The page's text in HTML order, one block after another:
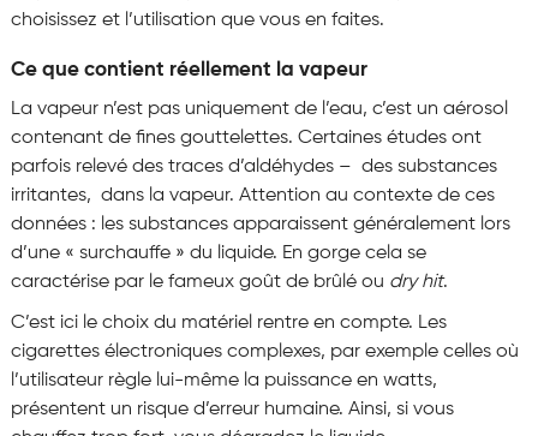
choisissez et l’utilisation que vous en faites.
Ce que contient réellement la vapeur
La vapeur n’est pas uniquement de l’eau, c’est un aérosol
contenant de fines gouttelettes. Certaines études ont
parfois relevé des traces d’aldéhydes – des substances
irritantes, dans la vapeur. Attention au contexte de ces
données : les substances apparaissent généralement lors
d’une « surchauffe » du liquide. En gorge cela se
caractérise par le fameux goût de brûlé ou dry hit.
C’est ici le choix du matériel rentre en compte. Les
cigarettes électroniques complexes, par exemple celles où
l’utilisateur règle lui-même la puissance en watts,
présentent un risque d’erreur humaine. Ainsi, si vous